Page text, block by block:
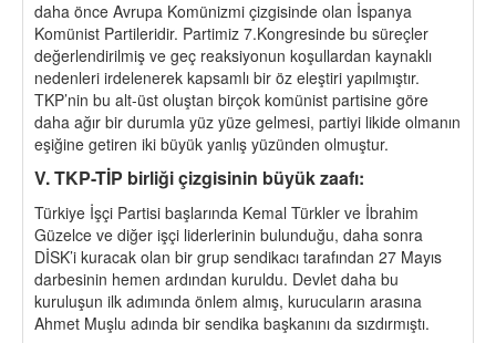
daha önce Avrupa Komünizmi çizgisinde olan İspanya
Komünist Partileridir. Partimiz 7.Kongresinde bu süreçler
değerlendirilmiş ve geç reaksiyonun koşullardan kaynaklı
nedenleri irdelenerek kapsamlı bir öz eleştiri yapılmıştır.
TKP’nin bu alt-üst oluştan birçok komünist partisine göre
daha ağır bir durumla yüz yüze gelmesi, partiyi likide olmanın
eşiğine getiren iki büyük yanlış yüzünden olmuştur.
V. TKP-TİP birliği çizgisinin büyük zaafı:
Türkiye İşçi Partisi başlarında Kemal Türkler ve İbrahim
Güzelce ve diğer işçi liderlerinin bulunduğu, daha sonra
DİSK’i kuracak olan bir grup sendikacı tarafından 27 Mayıs
darbesinin hemen ardından kuruldu. Devlet daha bu
kuruluşun ilk adımında önlem almış, kurucuların arasına
Ahmet Muşlu adında bir sendika başkanını da sızdırmıştı.